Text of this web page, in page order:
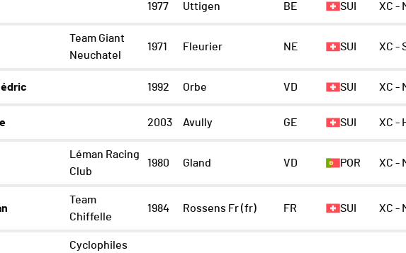
1977 Uttigen BE SUI XC -
Team Giant
Neuchatel
1971 Fleurier NE SUI XC -
1992 Orbe VD SUI XC -
2003 Avully GE SUI XC -
Léman Racing
Club
1980 Gland VD POR XC -
Team
Chiffelle
1984 Rossens Fr (fr) FR SUI XC -
Cyclophiles